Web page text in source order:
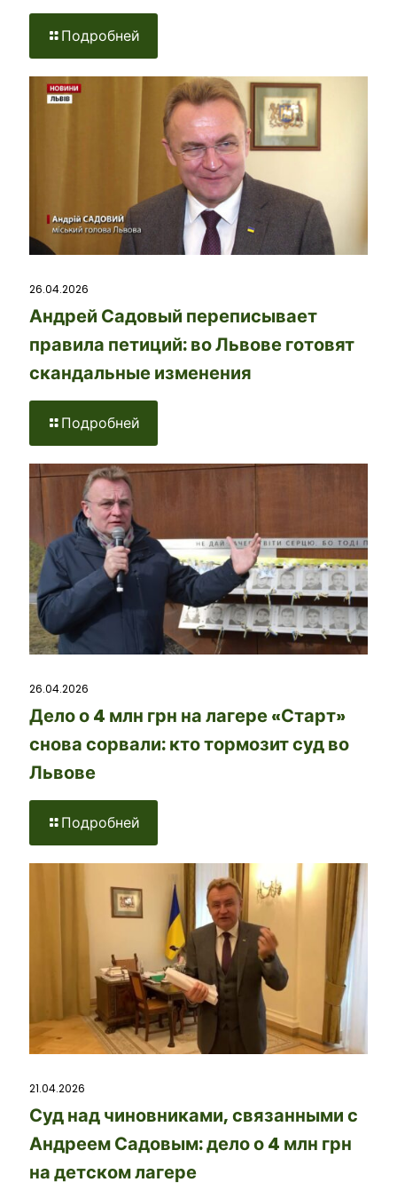
Подробней
26.04.2026
Андрей Садовый переписывает
правила петиций: во Львове готовят
скандальные изменения
Подробней
26.04.2026
Дело о 4 млн грн на лагере «Старт»
снова сорвали: кто тормозит суд во
Львове
Подробней
21.04.2026
Суд над чиновниками, связанными с
Андреем Садовым: дело о 4 млн грн
на детском лагере